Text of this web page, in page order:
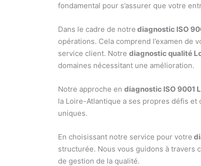
fondamental pour s’assurer que votre
Dans le cadre de notre diagnostic ISO
opérations. Cela comprend l’examen
service client. Notrediagnostic qualité
domaines nécessitant une amélioration.
Notre approche endiagnostic ISO 9001
la Loire-Atlantique a ses propres défis et
uniques.
En choisissant notre service pour votre
structurée. Nous vous guidons à travers
de gestion de la qualité.